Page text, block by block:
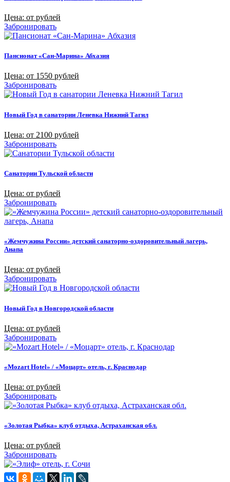
Цена: от рублей
Забронировать
Пансионат «Сан-Марина» Абхазия
Цена: от 1550 рублей
Забронировать
Новый Год в санатории Леневка Нижний Тагил
Цена: от 2100 рублей
Забронировать
Санатории Тульской области
Цена: от рублей
Забронировать
«Жемчужина России» детский санаторно-оздоровительный лагерь,
Анапа
Цена: от рублей
Забронировать
Новый Год в Новгородской области
Цена: от рублей
Забронировать
«Mozart Hotel» / «Моцарт» отель, г. Краснодар
Цена: от рублей
Забронировать
«Золотая Рыбка» клуб отдыха, Астраханская обл.
Цена: от рублей
Забронировать